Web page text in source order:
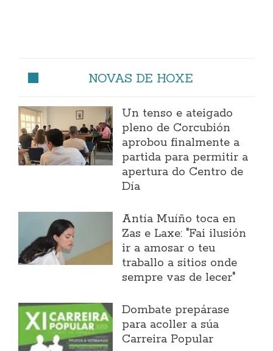
NOVAS DE HOXE
Un tenso e ateigado
pleno de Corcubión
aprobou finalmente a
partida para permitir a
apertura do Centro de
Día
Antía Muíño toca en
Zas e Laxe: "Fai ilusión
ir a amosar o teu
traballo a sitios onde
sempre vas de lecer"
Dombate prepárase
para acoller a súa
Carreira Popular